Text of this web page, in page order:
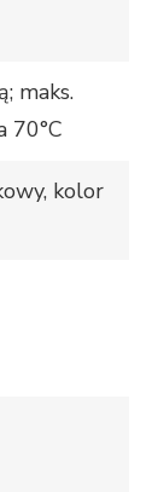
maks.
70°C
kolor